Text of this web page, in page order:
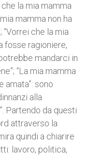
la mia mamma
mamma non ha
che la mia
fosse ragioniere,
mandarci in
“La mia mamma
amata”: sono
alla
Partendo da questi
attraverso la
quindi a chiarire
lavoro, politica,